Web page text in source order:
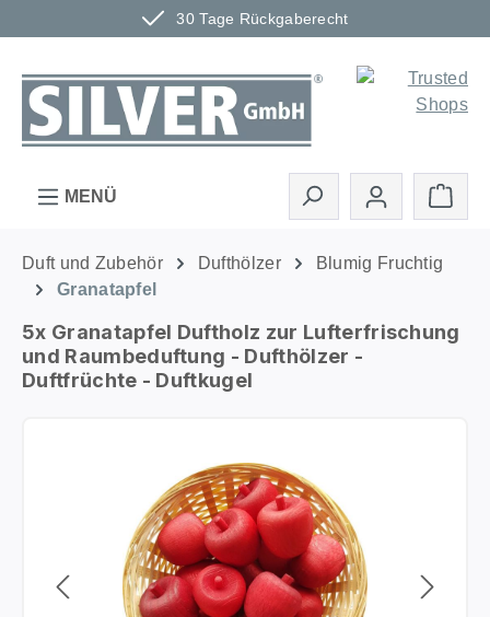
30 Tage Rückgaberecht
Zum Hauptinhalt springen
MENÜ
Duft und Zubehör Dufthölzer
Blumig Fruchtig
Granatapfel
5x Granatapfel Duftholz zur Lufterfrischung
und Raumbeduftung - Dufthölzer -
Duftfrüchte - Duftkugel
Bildergalerie überspringen